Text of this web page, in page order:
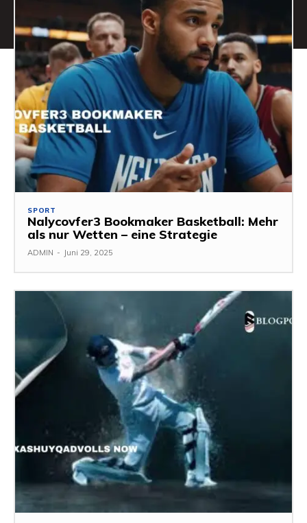
SPORT
Nalycovfer3 Bookmaker Basketball: Mehr
als nur Wetten – eine Strategie
ADMIN - Juni 29, 2025